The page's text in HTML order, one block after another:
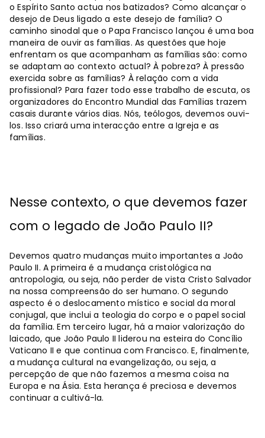
o Espírito Santo actua nos batizados? Como alcançar o
desejo de Deus ligado a este desejo de família? O
caminho sinodal que o Papa Francisco lançou é uma boa
maneira de ouvir as famílias. As questões que hoje
enfrentam os que acompanham as famílias são: como
se adaptam ao contexto actual? À pobreza? À pressão
exercida sobre as famílias? À relação com a vida
profissional? Para fazer todo esse trabalho de escuta, os
organizadores do Encontro Mundial das Famílias trazem
casais durante vários dias. Nós, teólogos, devemos ouvi-
los. Isso criará uma interacção entre a Igreja e as
famílias.
Nesse contexto, o que devemos fazer
com o legado de João Paulo II?
Devemos quatro mudanças muito importantes a João
Paulo II. A primeira é a mudança cristológica na
antropologia, ou seja, não perder de vista Cristo Salvador
na nossa compreensão do ser humano. O segundo
aspecto é o deslocamento místico e social da moral
conjugal, que inclui a teologia do corpo e o papel social
da família. Em terceiro lugar, há a maior valorização do
laicado, que João Paulo II liderou na esteira do Concílio
Vaticano II e que continua com Francisco. E, finalmente,
a mudança cultural na evangelização, ou seja, a
percepção de que não fazemos a mesma coisa na
Europa e na Ásia. Esta herança é preciosa e devemos
continuar a cultivá-la.